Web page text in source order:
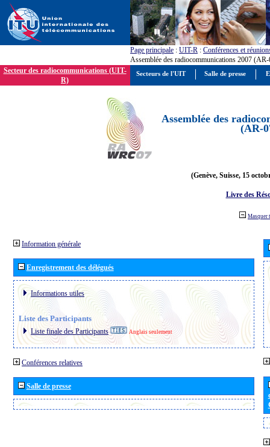
Page principale : UIT-R : Conférences et
Assemblée des radiocommunications 2007
Secteur des radiocommunications (UIT-
R)
Assemblée des
(AR-
(Genève, Suisse, 15
Livre des
Masquer
Information générale
Enregistrement des délégués
Informations utiles
Liste des Participants
Liste finale des Participants Anglais seulement
Conférences relatives
Salle de presse
Secteurs de l'UIT Salle de presse